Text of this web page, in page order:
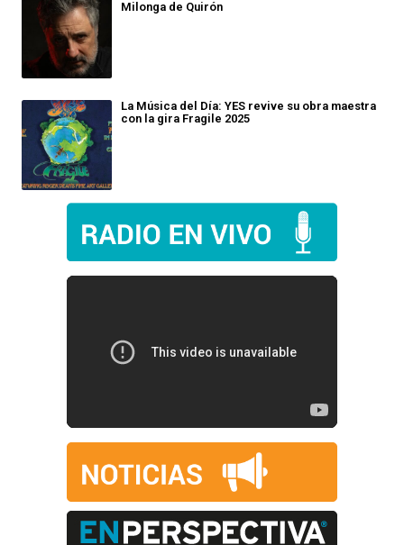
Milonga de Quirón
La Música del Día: YES revive su obra maestra
con la gira Fragile 2025